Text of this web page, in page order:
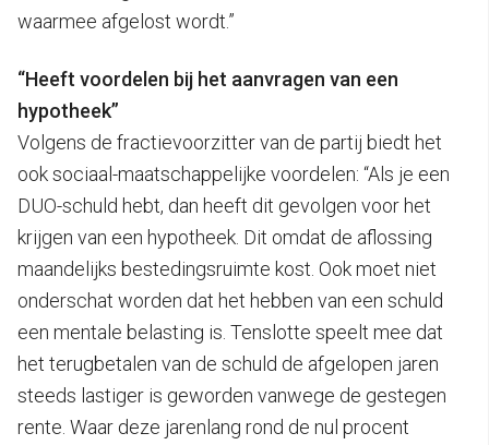
waarmee afgelost wordt.”
“Heeft voordelen bij het aanvragen van een
hypotheek”
Volgens de fractievoorzitter van de partij biedt het
ook sociaal-maatschappelijke voordelen: “Als je een
DUO-schuld hebt, dan heeft dit gevolgen voor het
krijgen van een hypotheek. Dit omdat de aflossing
maandelijks bestedingsruimte kost. Ook moet niet
onderschat worden dat het hebben van een schuld
een mentale belasting is. Tenslotte speelt mee dat
het terugbetalen van de schuld de afgelopen jaren
steeds lastiger is geworden vanwege de gestegen
rente. Waar deze jarenlang rond de nul procent